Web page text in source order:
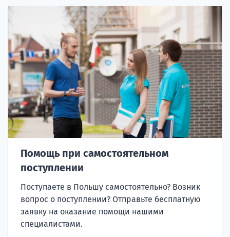
Помощь при самостоятельном
поступлении
Поступаете в Польшу самостоятельно? Возник
вопрос о поступлении? Отправьте бесплатную
заявку на оказание помощи нашими
специалистами.